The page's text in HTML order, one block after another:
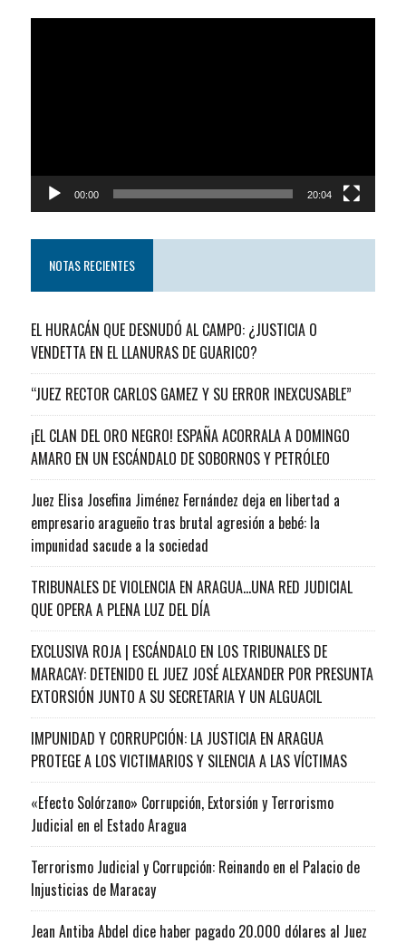
00:00 20:04
NOTAS RECIENTES
EL HURACÁN QUE DESNUDÓ AL CAMPO: ¿JUSTICIA O
VENDETTA EN EL LLANURAS DE GUARICO?
“JUEZ RECTOR CARLOS GAMEZ Y SU ERROR INEXCUSABLE”
¡EL CLAN DEL ORO NEGRO! ESPAÑA ACORRALA A DOMINGO
AMARO EN UN ESCÁNDALO DE SOBORNOS Y PETRÓLEO
Juez Elisa Josefina Jiménez Fernández deja en libertad a
empresario aragueño tras brutal agresión a bebé: la
impunidad sacude a la sociedad
TRIBUNALES DE VIOLENCIA EN ARAGUA…UNA RED JUDICIAL
QUE OPERA A PLENA LUZ DEL DÍA
EXCLUSIVA ROJA | ESCÁNDALO EN LOS TRIBUNALES DE
MARACAY: DETENIDO EL JUEZ JOSÉ ALEXANDER POR PRESUNTA
EXTORSIÓN JUNTO A SU SECRETARIA Y UN ALGUACIL
IMPUNIDAD Y CORRUPCIÓN: LA JUSTICIA EN ARAGUA
PROTEGE A LOS VICTIMARIOS Y SILENCIA A LAS VÍCTIMAS
«Efecto Solórzano» Corrupción, Extorsión y Terrorismo
Judicial en el Estado Aragua
Terrorismo Judicial y Corrupción: Reinando en el Palacio de
Injusticias de Maracay
Jean Antiba Abdel dice haber pagado 20.000 dólares al Juez